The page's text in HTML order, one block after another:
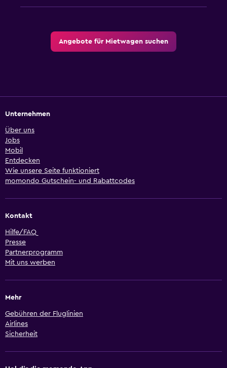
Angebote für Mietwagen suchen
Unternehmen
Über uns
Jobs
Mobil
Entdecken
Wie unsere Seite funktioniert
momondo Gutschein- und Rabattcodes
Kontakt
Hilfe/FAQ
Presse
Partnerprogramm
Mit uns werben
Mehr
Gebühren der Fluglinien
Airlines
Sicherheit